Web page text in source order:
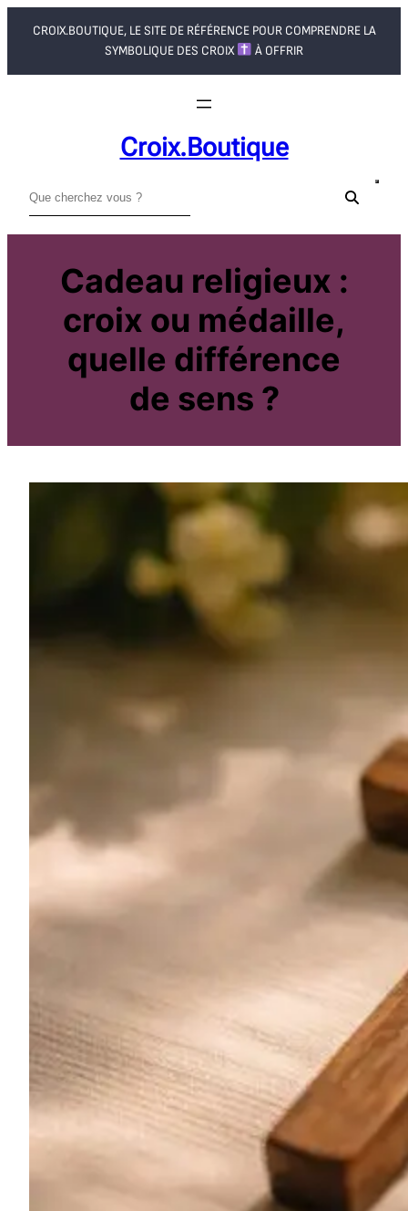
CROIX.BOUTIQUE, LE SITE DE RÉFÉRENCE POUR COMPRENDRE LA
SYMBOLIQUE DES CROIX
À OFFRIR
Croix.boutique
c
e
c
h
r
Cadeau religieux :
croix ou médaille,
quelle différence
de sens ?